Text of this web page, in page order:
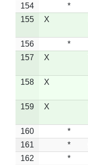
154 *
155
X
156 *
157
X
158 X
159 X
160 *
161
*
162
*